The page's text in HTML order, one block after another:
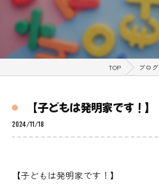
TOP ブログ
【子どもは発明家です！】
2024/11/18
【子どもは発明家です！】